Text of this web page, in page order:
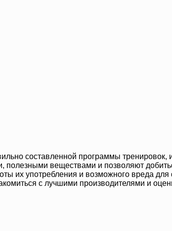
составленной программы тренировок,
полезными веществами и позволяют
их употребления и возможного вреда для
с лучшими производителями и